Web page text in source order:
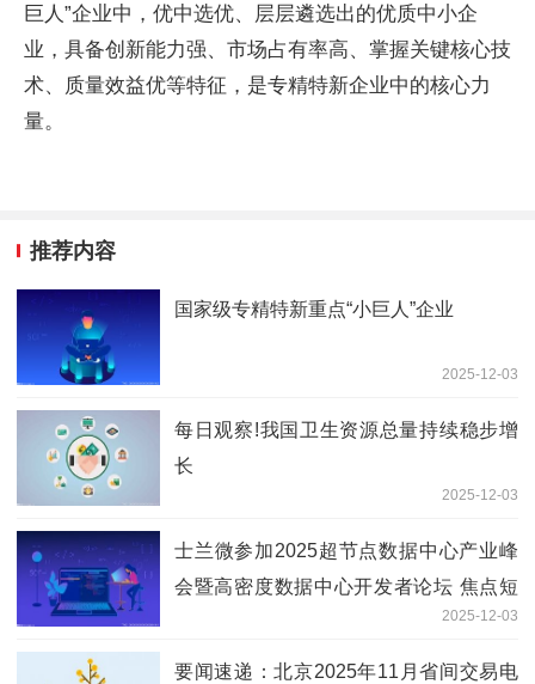
巨人”企业中，优中选优、层层遴选出的优质中小企
业，具备创新能力强、市场占有率高、掌握关键核心技
术、质量效益优等特征，是专精特新企业中的核心力
量。
推荐内容
国家级专精特新重点“小巨人”企业
2025-12-03
每日观察!我国卫生资源总量持续稳步增
长
2025-12-03
士兰微参加2025超节点数据中心产业峰
会暨高密度数据中心开发者论坛 焦点短
2025-12-03
要闻速递：北京2025年11月省间交易电